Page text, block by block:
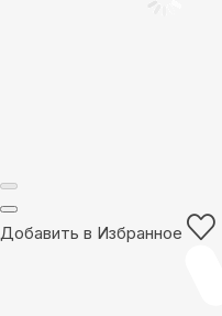
Добавить в Избранное